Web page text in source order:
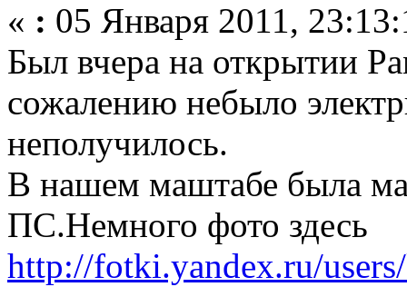
« : 05 Января 2011,
Был вчера на открытии
сожалению небыло
неполучилось.
В нашем маштабе была
ПС.Немного фото здесь
http://fotki.yandex.ru/